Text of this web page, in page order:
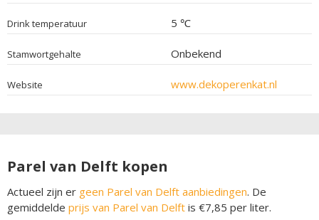
Drink temperatuur 5 ℃
Stamwortgehalte Onbekend
Website www.dekoperenkat.nl
Parel van Delft kopen
Actueel zijn er geen Parel van Delft aanbiedingen. De
gemiddelde prijs van Parel van Delft is €7,85 per liter.